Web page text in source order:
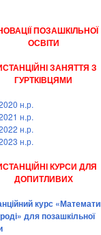
ПОЗАШКІЛЬНОЇ
ОСВІТИ
ЗАНЯТТЯ З
ГУРТКІВЦЯМИ
н.р.
н.р.
н.р.
н.р.
КУРСИ ДЛЯ
ДОПИТЛИВИХ
курс
для позашкільної